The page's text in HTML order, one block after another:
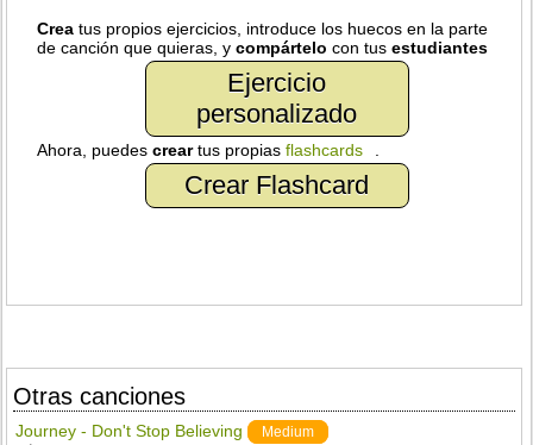
Crea tus propios ejercicios, introduce los huecos en la parte
de canción que quieras, ycompártelo con tusestudiantes
Ejercicio
personalizado
Ahora, puedescreartus propiasflashcards
Crear Flashcard
Otras canciones
Journey - Don't Stop Believing Medium